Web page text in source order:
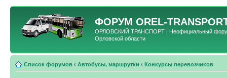
ФОРУМ OREL-
ОРЛОВСКИЙ ТРАНСПОРТ | Неофициальный форум
Орловской области
Список форумов ‹ Автобусы, маршрутки ‹ Конкурсы перевозчиков